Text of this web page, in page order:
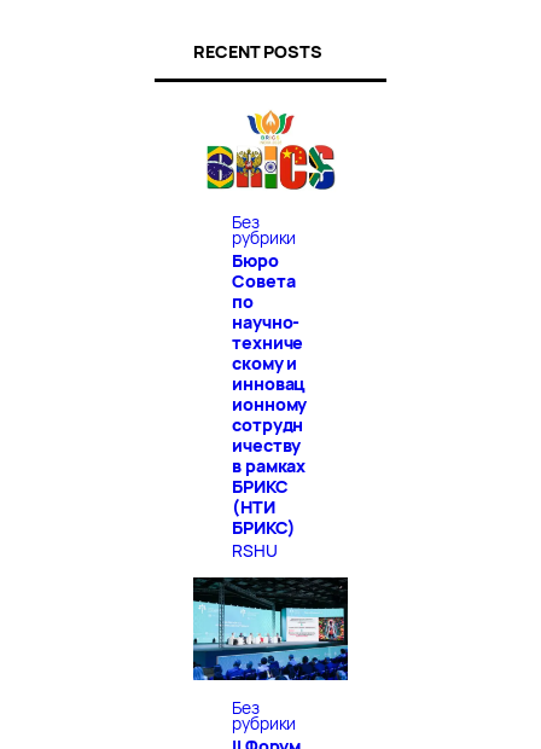
RECENT POSTS
Без
рубрики
Бюро
Совета
по
научно-
техниче
скому и
инновац
ионному
сотрудн
ичеству
в рамках
БРИКС
(НТИ
БРИКС)
RSHU
Без
рубрики